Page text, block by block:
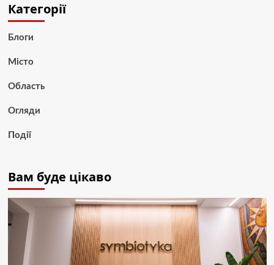
Категорії
Блоги
Місто
Область
Огляди
Події
Вам буде цікаво